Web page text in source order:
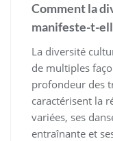
Comment la
manifeste-t-
La diversité
de multiples
profondeur des
caractérisent la
variées, ses
entraînante et